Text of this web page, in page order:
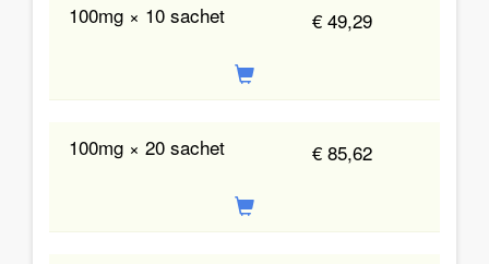
100mg × 10 sachet € 49,29
100mg × 20 sachet € 85,62